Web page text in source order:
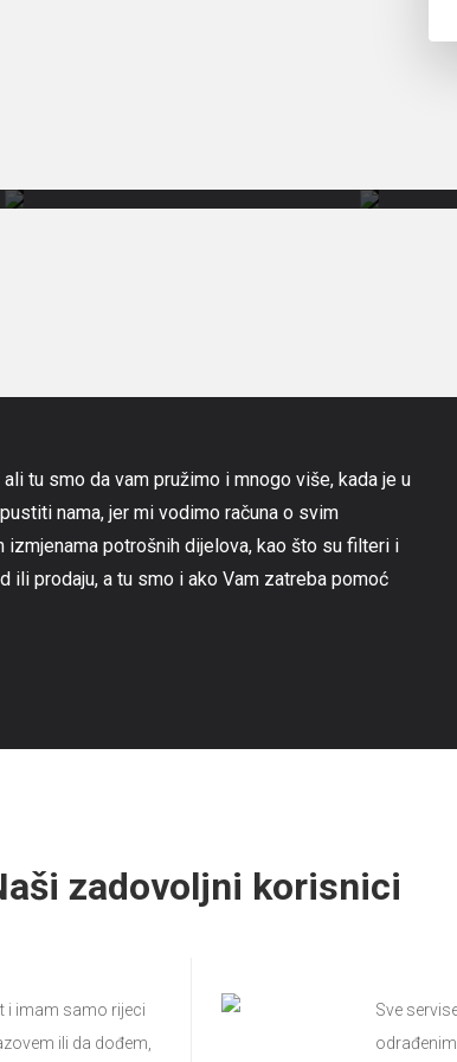
prijevoz
Vučna
tu smo da vam pružimo i mnogo više, kada je u
nama, jer mi vodimo računa o svim
potrošnih dijelova, kao što su filteri i
ili prodaju, a tu smo i ako Vam zatreba pomoć
zadovoljni korisnici
i imam samo rijeci
ili da dođem,
Sve